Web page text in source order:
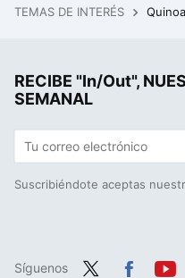
TEMAS DE INTERÉS Quinoa
RECIBE "In/Out",
SEMANAL
Suscribiéndote aceptas
Síguenos